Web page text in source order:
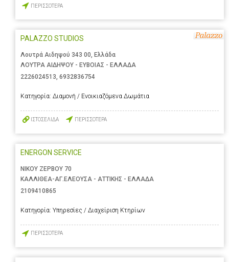
ΠΕΡΙΣΣΟΤΕΡΑ
PALAZZO STUDIOS
Λουτρά Αιδηψού 343 00, Ελλάδα
ΛΟΥΤΡΑ ΑΙΔΗΨΟΥ - ΕΥΒΟΙΑΣ - ΕΛΛΑΔΑ
2226024513, 6932836754
Κατηγορία: Διαμονή / Ενοικιαζόμενα Δωμάτια
ΙΣΤΟΣΕΛΙΔΑ ΠΕΡΙΣΣΟΤΕΡΑ
ENERGON SERVICE
ΝΙΚΟΥ ΖΕΡΒΟΥ 70
ΚΑΛΛΙΘΕΑ-ΑΓ.ΕΛΕΟΥΣΑ - ΑΤΤΙΚΗΣ - ΕΛΛΑΔΑ
2109410865
Κατηγορία: Υπηρεσίες / Διαχείριση Κτηρίων
ΠΕΡΙΣΣΟΤΕΡΑ